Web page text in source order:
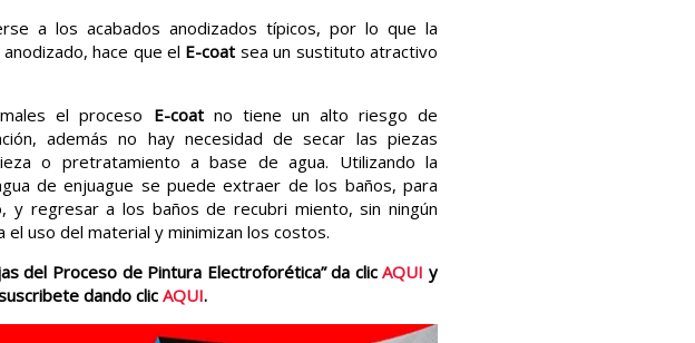
a los acabados anodizados típicos, por lo que la
hace que el E-coat sea un sustituto atractivo
el proceso E-coatno tiene un alto riesgo de
además no hay necesidad de secar las piezas
o pretratamiento a base de agua. Utilizando la
de enjuague se puede extraer de los baños, para
y regresar a los baños de recubri miento, sin ningún
el uso del material y minimizan los costos.
del Proceso de Pintura Electroforética” da clicAQUI y
dando clic AQUI.